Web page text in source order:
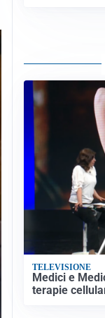
TELEVISIONE
Medici e
terapie